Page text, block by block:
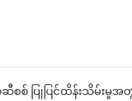
စစ် ပြုပြင်ထိန်းသိမ်းမှု